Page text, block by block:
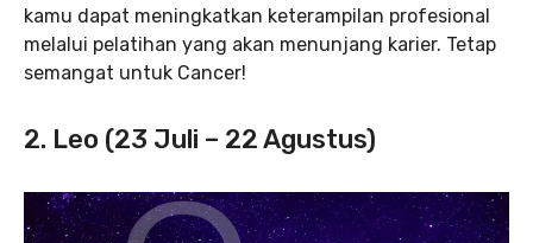
kamu dapat meningkatkan keterampilan profesional
melalui pelatihan yang akan menunjang karier. Tetap
semangat untuk Cancer!
2. Leo (23 Juli – 22 Agustus)